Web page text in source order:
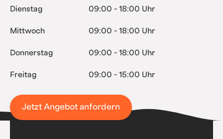
Dienstag 09:00 - 18:00 Uhr
Mittwoch 09:00 - 18:00 Uhr
Donnerstag 09:00 - 18:00 Uhr
Freitag 09:00 - 15:00 Uhr
Jetzt Angebot anfordern